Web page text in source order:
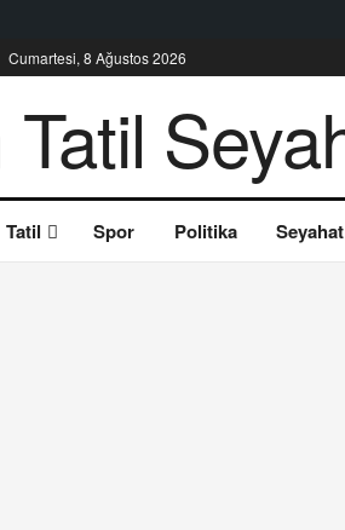
Cumartesi, 8 Ağustos 2026
Tatil Spor Politika Seyahat